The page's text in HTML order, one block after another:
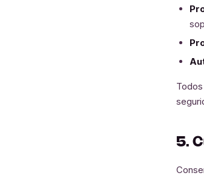
5.